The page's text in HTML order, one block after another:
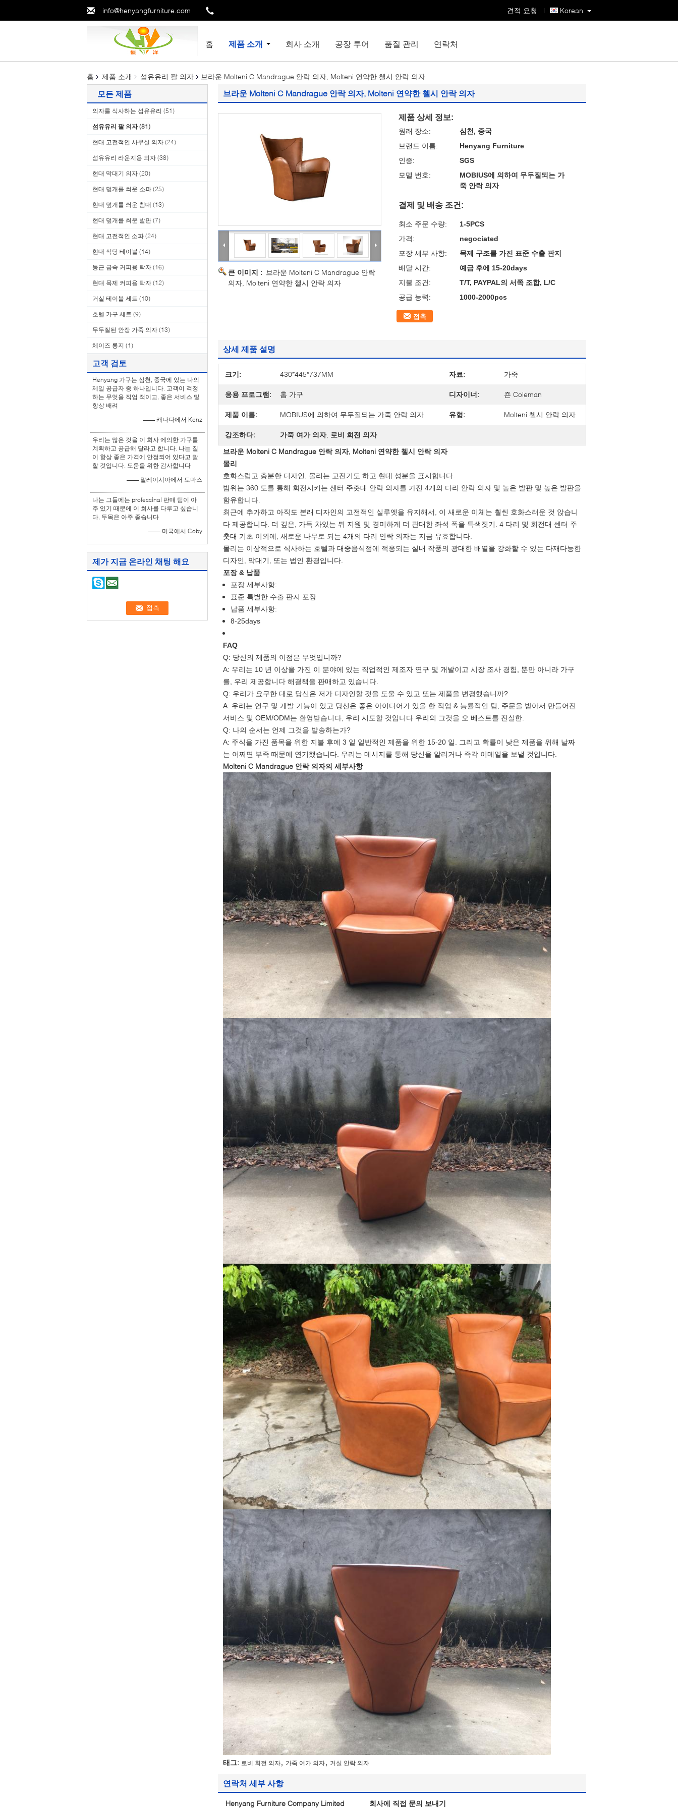
info@henyangfurniture.com Korean
견적 요청 |
홈 제품 소개 회사 소개 공장 투어 품질 관리 연락처
홈 제품 소개 섬유유리 팔 의자 브라운 Molteni C Mandrague 안락 의자, Molteni 연약한 첼시 안락 의자
모든 제품
의자를 식사하는 섬유유리 (51)
섬유유리 팔 의자 (81)
현대 고전적인 사무실 의자 (24)
섬유유리 라운지용 의자 (38)
현대 막대기 의자 (20)
현대 덮개를 씌운 소파 (25)
현대 덮개를 씌운 침대 (13)
현대 덮개를 씌운 발판 (7)
현대 고전적인 소파 (24)
현대 식당 테이블 (14)
둥근 금속 커피용 탁자 (16)
현대 목제 커피용 탁자 (12)
거실 테이블 세트 (10)
호텔 가구 세트 (9)
무두질된 안장 가죽 의자 (13)
체이즈 롱지 (1)
고객 검토
Henyang 가구는 심천, 중국에 있는 나의
제일 공급자 중 하나입니다. 고객이 걱정
하는 무엇을 직업 적이고, 좋은 서비스 및
항상 배려
—— 캐나다에서 Kenz
우리는 많은 것을 이 회사 에의한 가구를
계획하고 공급해 달라고 합니다. 나는 질
이 항상 좋은 가격에 안정되어 있다고 말
할 것입니다. 도움을 위한 감사합니다
—— 말레이시아에서 토마스
나는 그들에는 professinal 판매 팀이 아
주 있기 때문에 이 회사를 다루고 싶습니
다, 두목은 아주 좋습니다
—— 미국에서 Coby
제가 지금 온라인 채팅 해요
브라운 Molteni C Mandrague 안락 의자, Molteni 연약한 첼시 안락 의자
큰 이미지 : 브라운 Molteni C Mandrague 안락
의자, Molteni 연약한 첼시 안락 의자
제품 상세 정보:
원래 장소:
심천, 중국
브랜드 이름:
Henyang Furniture
인증:
SGS
모델 번호:
MOBIUS에 의하여 무두질되는 가
죽 안락 의자
결제 및 배송 조건:
최소 주문 수량:
1-5PCS
가격:
negociated
포장 세부 사항:
목제 구조를 가진 표준 수출 판지
배달 시간:
예금 후에 15-20days
지불 조건:
T/T, PAYPAL의 서쪽 조합, L/C
공급 능력:
1000-2000pcs
접촉
상세 제품 설명
크기: 430*445*737MM 자료: 가죽
응용 프로그램: 홈 가구 디자이너: 죤 Coleman
제품 이름: MOBIUS에 의하여 무두질되는 가죽 안락 의자 유형: Molteni 첼시 안락 의자
강조하다: 가죽 여가 의자, 로비 회전 의자
브라운 Molteni C Mandrague 안락 의자, Molteni 연약한 첼시 안락 의자
몰리
호화스럽고 충분한 디자인, 몰리는 고전기도 하고 현대 성분을 표시합니다.
범위는 360 도를 통해 회전시키는 센터 주춧대 안락 의자를 가진 4개의 다리 안락 의자 및 높은 발판 및 높은 발판을
함유합니다.
최근에 추가하고 아직도 본래 디자인의 고전적인 실루엣을 유지해서, 이 새로운 이체는 훨씬 호화스러운 것 앉습니
다 제공합니다. 더 깊은, 가득 차있는 뒤 지원 및 경미하게 더 관대한 좌석 폭을 특색짓기. 4 다리 및 회전대 센터 주
춧대 기초 이외에, 새로운 나무로 되는 4개의 다리 안락 의자는 지금 유효합니다.
몰리는 이상적으로 식사하는 호텔과 대중음식점에 적응되는 실내 작풍의 광대한 배열을 강화할 수 있는 다재다능한
디자인, 막대기, 또는 법인 환경입니다.
포장 & 납품
포장 세부사항:
표준 특별한 수출 판지 포장
납품 세부사항:
8-25days
FAQ
Q: 당신의 제품의 이점은 무엇입니까?
A: 우리는 10 년 이상을 가진 이 분야에 있는 직업적인 제조자 연구 및 개발이고 시장 조사 경험, 뿐만 아니라 가구
를, 우리 제공합니다 해결책을 판매하고 있습니다.
Q: 우리가 요구한 대로 당신은 저가 디자인할 것을 도울 수 있고 또는 제품을 변경했습니까?
A: 우리는 연구 및 개발 기능이 있고 당신은 좋은 아이디어가 있을 한 직업 & 능률적인 팀, 주문을 받아서 만들어진
서비스 및 OEM/ODM는 환영받습니다, 우리 시도할 것입니다 우리의 그것을 오 베스트를 진실한.
Q: 나의 순서는 언제 그것을 발송하는가?
A: 주식을 가진 품목을 위한 지불 후에 3 일 일반적인 제품을 위한 15-20 일. 그리고 확률이 낮은 제품을 위해 날짜
는 어쩌면 부족 때문에 연기했습니다. 우리는 메시지를 통해 당신을 알리거나 즉각 이메일을 보낼 것입니다.
Molteni C Mandrague 안락 의자의 세부사항
태그: 로비 회전 의자, 가죽 여가 의자, 거실 안락 의자
연락처 세부 사항
Henyang Furniture Company Limited 회사에 직접 문의 보내기